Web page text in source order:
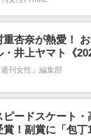
重杏奈が熱愛！
・井上ヤマト《
週刊女性』編集部
ピードスケート
賞！副賞に「包